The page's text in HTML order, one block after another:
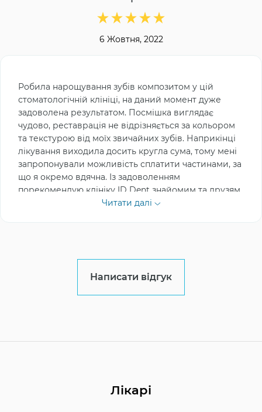
6 Жовтня, 2022
Робила нарощування зубів композитом у цій
стоматологічній клініці, на даний момент дуже
задоволена результатом. Посмішка виглядає
чудово, реставрація не відрізняється за кольором
та текстурою від моїх звичайних зубів. Наприкінці
лікування виходила досить кругла сума, тому мені
запропонували можливість сплатити частинами, за
що я окремо вдячна. Із задоволенням
порекомендую клініку ID Dent знайомим та друзям.
Читати далі
Написати відгук
Лікарі